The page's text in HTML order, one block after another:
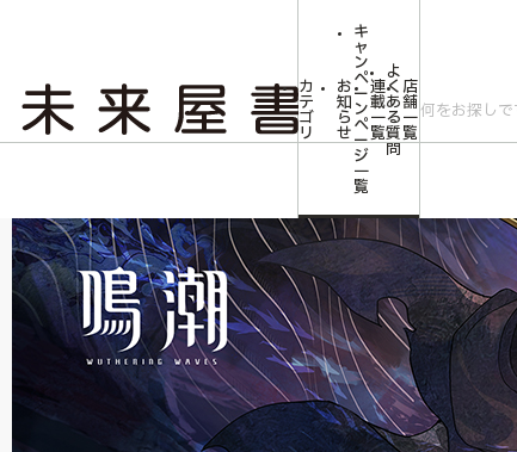
カ
テ
ゴ
リ
お
知
ら
せ
キ
ャ
ン
ペ
ー
ン
ペ
ー
ジ
一
覧
連
載
一
覧
よ
く
あ
る
質
問
店
舗
一
覧
コミック・アニメ・ゲーム雑貨